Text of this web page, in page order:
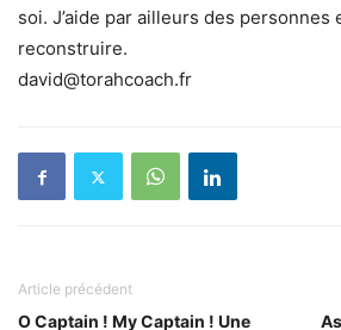
soi. J’aide par ailleurs des personnes
reconstruire.
david@torahcoach.fr
Article précédent
O Captain ! My Captain ! Une